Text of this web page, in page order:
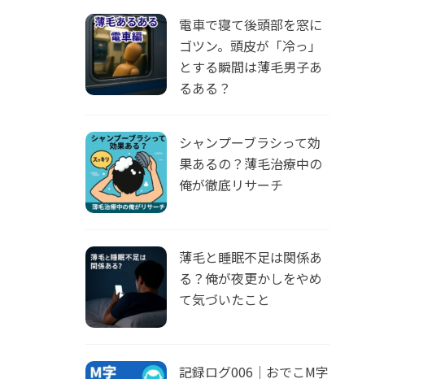
電車で寝て後頭部を窓に
ゴツン。頭皮が「冷っ」
とする瞬間は薄毛男子あ
るある？
シャンプーブラシって効
果あるの？薄毛治療中の
俺が徹底リサーチ
薄毛と睡眠不足は関係あ
る？俺が夜更かしをやめ
て気づいたこと
記録ログ006｜おでこM字